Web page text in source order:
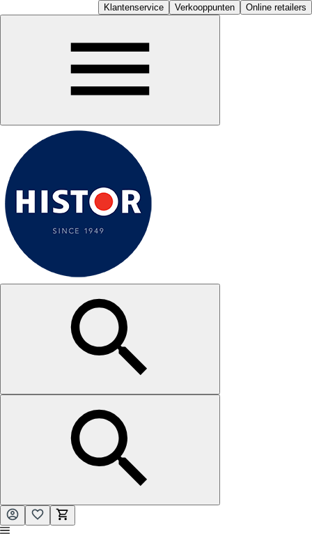
Klantenservice Verkooppunten Online retailers